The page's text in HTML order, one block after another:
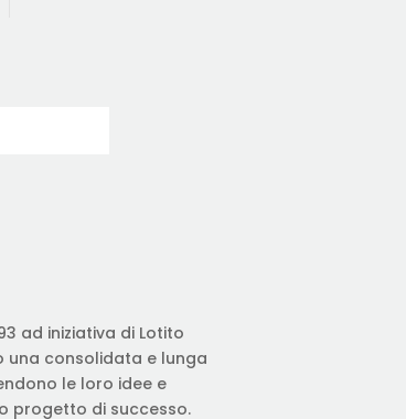
ad iniziativa di Lotito
una consolidata e lunga
le loro idee e
progetto di successo.